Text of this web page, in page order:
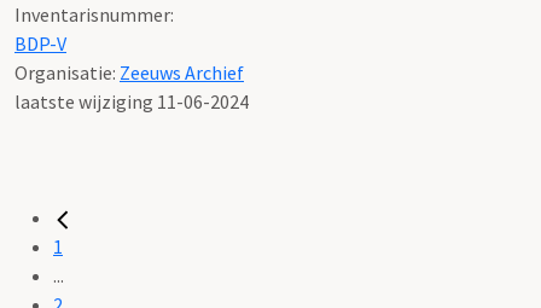
Inventarisnummer:
BDP-V
Organisatie: Zeeuws Archief
laatste wijziging 11-06-2024
1
...